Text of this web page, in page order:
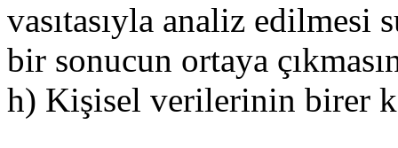
vasıtasıyla analiz
bir sonucun ortaya
h) Kişisel verilerinin birer